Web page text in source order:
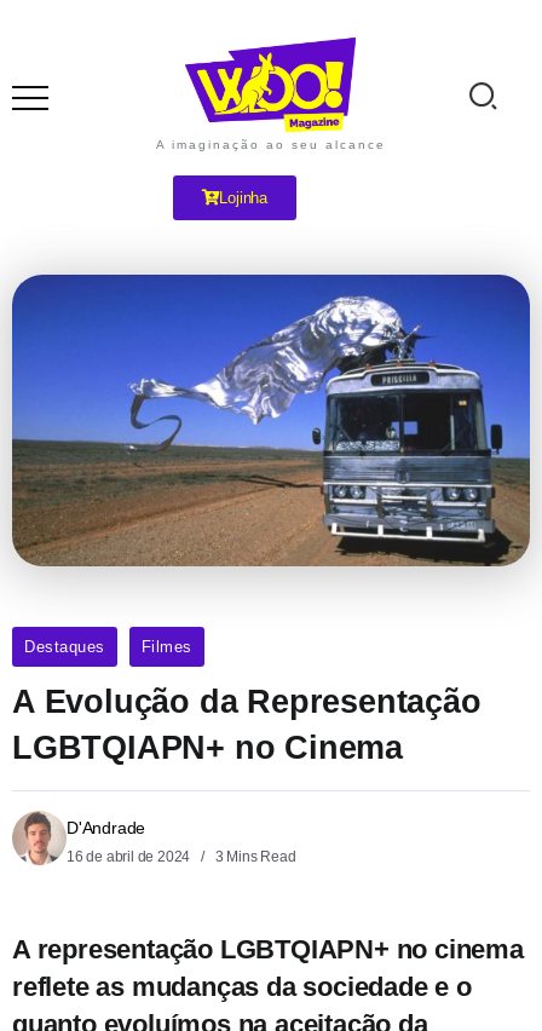
A imaginação ao seu alcance
Lojinha
Destaques Filmes
A Evolução da Representação
LGBTQIAPN+ no Cinema
D'Andrade
16 de abril de 2024 3 Mins Read
A representação LGBTQIAPN+ no cinema
reflete as mudanças da sociedade e o
quanto evoluímos na aceitação da